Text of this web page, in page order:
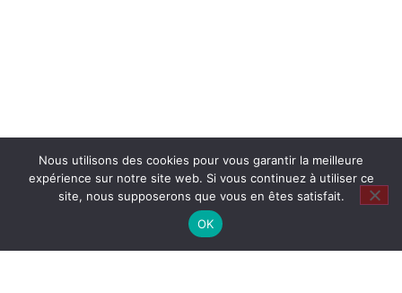
Nous utilisons des cookies pour vous garantir la meilleure
expérience sur notre site web. Si vous continuez à utiliser ce
site, nous supposerons que vous en êtes satisfait.
OK